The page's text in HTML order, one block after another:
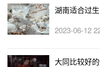
湖南适合过
2023-06-12
大同比较好